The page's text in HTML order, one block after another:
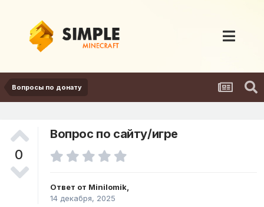
Вопросы по донату
0
Вопрос по сайту/игре
Ответ от Minilomik,
14 декабря, 2025